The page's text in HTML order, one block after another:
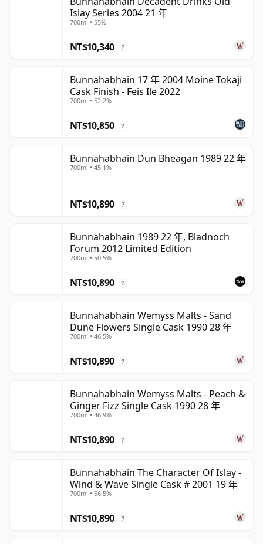
Islay Series 2004 21 年
700ml • 55%
NT$10,340 ?
Bunnahabhain 17 年 2004 Moine Tokaji
Cask Finish - Feis Ile 2022
700ml • 52.2%
NT$10,850 ?
Bunnahabhain Dun Bheagan 1989 22 年
700ml • 45.1%
NT$10,890 ?
Bunnahabhain 1989 22 年, Bladnoch
Forum 2012 Limited Edition
700ml • 50.5%
NT$10,890 ?
Bunnahabhain Wemyss Malts - Sand
Dune Flowers Single Cask 1990 28 年
700ml • 46.5%
NT$10,890 ?
Bunnahabhain Wemyss Malts - Peach &
Ginger Fizz Single Cask 1990 28 年
700ml • 46.9%
NT$10,890 ?
Bunnahabhain The Character Of Islay -
Wind & Wave Single Cask # 2001 19 年
700ml • 56.5%
NT$10,890 ?